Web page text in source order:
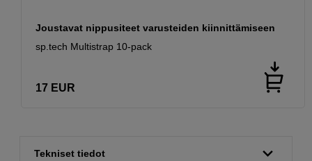
Joustavat nippusiteet varusteiden kiinnittämiseen
sp.tech Multistrap 10-pack
17 EUR
Tekniset tiedot